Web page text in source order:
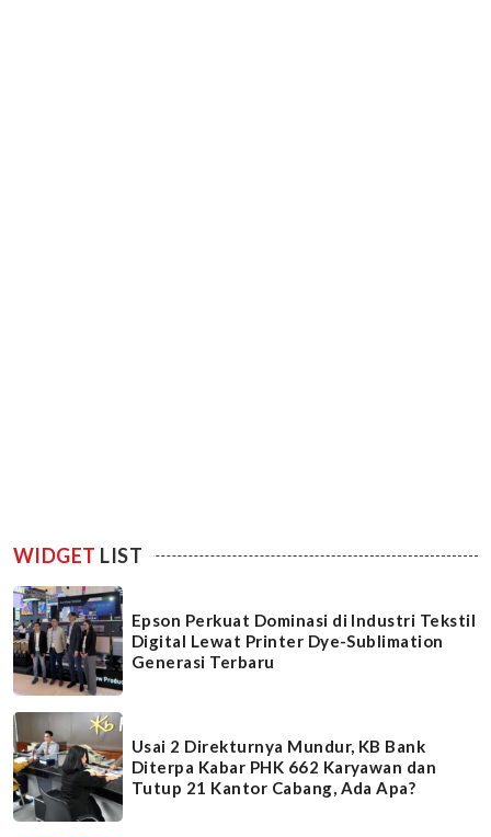
WIDGET LIST
Epson Perkuat Dominasi di Industri Tekstil
Digital Lewat Printer Dye-Sublimation
Generasi Terbaru
Usai 2 Direkturnya Mundur, KB Bank
Diterpa Kabar PHK 662 Karyawan dan
Tutup 21 Kantor Cabang, Ada Apa?